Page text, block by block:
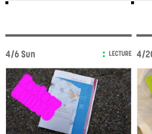
4/6 Sun LECTURE 4/